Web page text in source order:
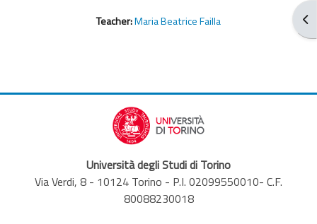
Teacher:Maria Beatrice Failla
Università degli Studi di Torino
Via Verdi, 8 - 10124 Torino - P.I. 02099550010- C.F.
80088230018